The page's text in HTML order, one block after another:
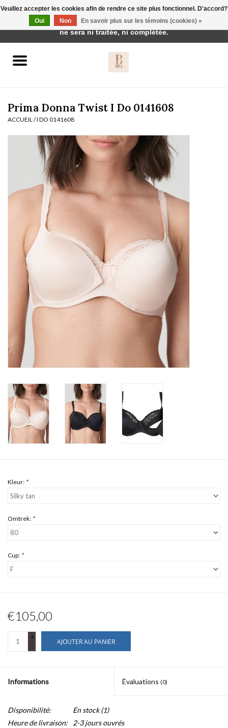
vêtements de nuit
Homewear
Lingerie-accessoires
Cartes-cadeaux
Prima Donna Twist I Do 0141608
ACCUEIL /I DO 0141608
Kleur: *
Omtrek: *
Cup: *
€105,00
+
-
AJOUTER AU PANIER
Informations Évaluations (0)
Disponibilité: En stock(1)
Heure de livraison: 2-3 jours ouvrés
Veuillez accepter les cookies afin de rendre ce site plus fonctionnel. D'accord?
Oui
Non En savoir plus sur les témoins (cookies) »
Cette boutique est en construction. Toute commande passée
ne sera ni traitée, ni complétée.